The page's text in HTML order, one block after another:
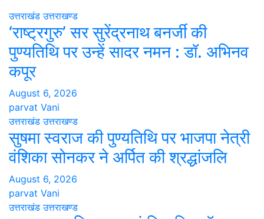
उत्तराखंड उत्तराखण्ड
‘राष्ट्रगुरु’ सर सुरेंद्रनाथ बनर्जी की
पुण्यतिथि पर उन्हें सादर नमन : डॉ. अभिनव
कपूर
August 6, 2026
parvat Vani
उत्तराखंड उत्तराखण्ड
सुषमा स्वराज की पुण्यतिथि पर भाजपा नेत्री
वंशिका सोनकर ने अर्पित की श्रद्धांजलि
August 6, 2026
parvat Vani
उत्तराखंड उत्तराखण्ड